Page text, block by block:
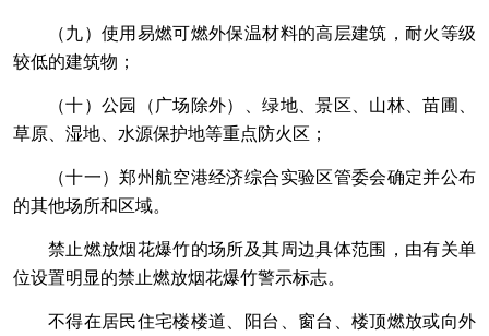
（九）使用易燃可燃外保温材料的高层建筑，耐火等级
较低的建筑物；
（十）公园（广场除外）、绿地、景区、山林、苗圃、
草原、湿地、水源保护地等重点防火区；
（十一）郑州航空港经济综合实验区管委会确定并公布
的其他场所和区域。
禁止燃放烟花爆竹的场所及其周边具体范围，由有关单
位设置明显的禁止燃放烟花爆竹警示标志。
不得在居民住宅楼楼道、阳台、窗台、楼顶燃放或向外